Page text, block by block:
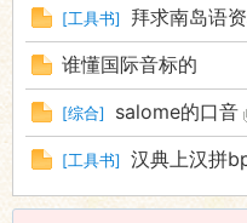
[工具书]
拜求南岛语
谁懂国际音标的
[综合] salome的口音
[工具书] 汉典上汉拼